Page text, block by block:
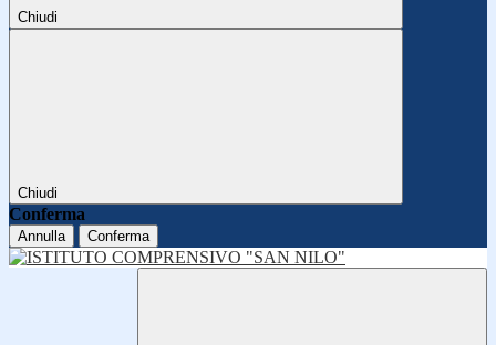
Chiudi
Chiudi
Conferma
Annulla Conferma